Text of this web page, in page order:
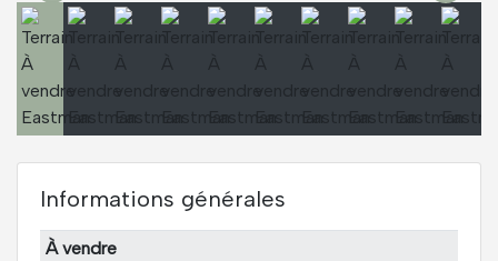
Informations générales
À vendre